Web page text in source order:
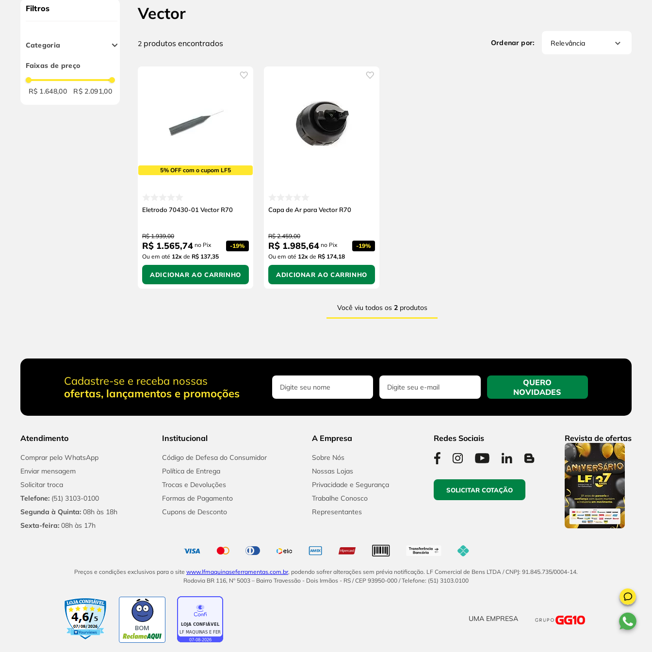
Filtros
Categoria
Pneumáticos
Acessórios para
Pistola de Pintura
Faixas de preço
R$ 1.648,00 R$ 2.091,00
Vector
2 produtos Relevância
5% OFF com o cupom LF5
Eletrodo 70430-01 Vector R70
R$ 1.939,00
R$ 1.565,74 no Pix -19%
Ou em até 12x de R$ 137,35
ADICIONAR AO CARRINHO
Capa de Ar para Vector R70
R$ 2.459,00
R$ 1.985,64 no Pix -19%
Ou em até 12x de R$ 174,18
ADICIONAR AO CARRINHO
Você viu todos os 2produtos
Cadastre-se e receba nossas
ofertas, lançamentos e promoções
QUERO
NOVIDADES
Atendimento
Comprar pelo WhatsApp
Enviar mensagem
Solicitar troca
Telefone: (51) 3103-0100
Segunda à Quinta: 08h às 18h
Sexta-feira: 08h às 17h
Institucional
Código de Defesa do Consumidor
Política de Entrega
Trocas e Devoluções
Formas de Pagamento
Cupons de Desconto
A Empresa
Sobre Nós
Nossas Lojas
Privacidade e Segurança
Trabalhe Conosco
Representantes
Redes Sociais
SOLICITAR COTAÇÃO
Revista de ofertas
Preços e condições exclusivos para o site www.lfmaquinaseferramentas.com.br, podendo sofrer alterações sem prévia notificação. LF Comercial de Bens LTDA / CNPJ: 91.845.735/0004-14.
Rodovia BR 116, Nº 5003 – Bairro Travessão - Dois Irmãos - RS / CEP 93950-000 / Telefone: (51) 3103.0100
BOM
UMA EMPRESA